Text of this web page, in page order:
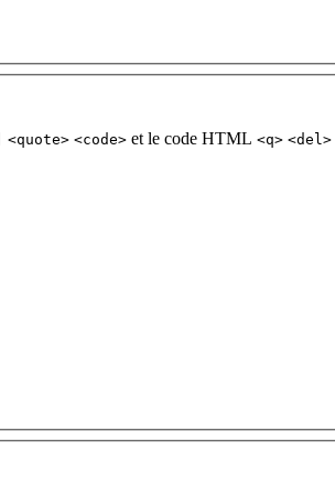
<quote> <code> et le code HTML <q> <del>